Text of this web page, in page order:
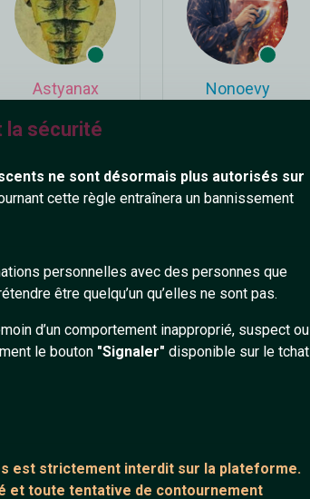
sécurité
ne sont désormais plus autorisés sur
cette règle entraînera un bannissement
personnelles avec des personnes que
être quelqu’un qu’elles ne sont pas.
d’un comportement inapproprié, suspect ou
le bouton "Signaler" disponible sur le tchat
est strictement interdit sur la plateforme.
et toute tentative de contournement
Astyanax Nonoevy
Jasmin ares_shigaraki
Nicolas_fr Palmsprings